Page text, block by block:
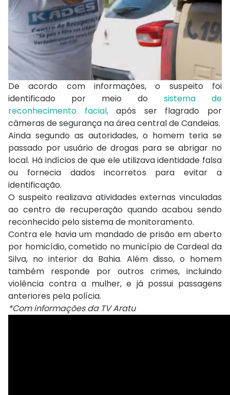
De acordo com informações, o suspeito foi
identificado por meio do sistema de
reconhecimento facial,após ser flagrado por
câmeras de segurança na área central de Candeias.
Ainda segundo as autoridades, o homem teria se
passado por usuário de drogas para se abrigar no
local. Há indícios de que ele utilizava identidade falsa
ou fornecia dados incorretos para evitar a
identificação.
O suspeito realizava atividades externas vinculadas
ao centro de recuperação quando acabou sendo
reconhecido pelo sistema de monitoramento.
Contra ele havia um mandado de prisão em aberto
por homicídio, cometido no município de Cardeal da
Silva, no interior da Bahia. Além disso, o homem
também responde por outros crimes, incluindo
violência contra a mulher, e já possui passagens
anteriores pela polícia.
*Com informações da TV Aratu